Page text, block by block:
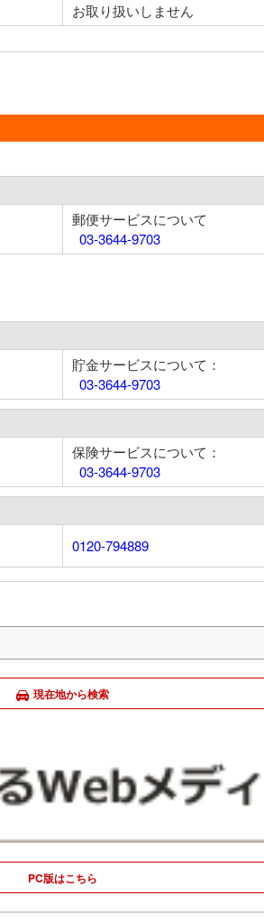
お取り扱いしません
郵便サービスについて
03-3644-9703
貯金サービスについて：
03-3644-9703
保険サービスについて：
03-3644-9703
0120-794889
現在地から検索
PC版はこちら